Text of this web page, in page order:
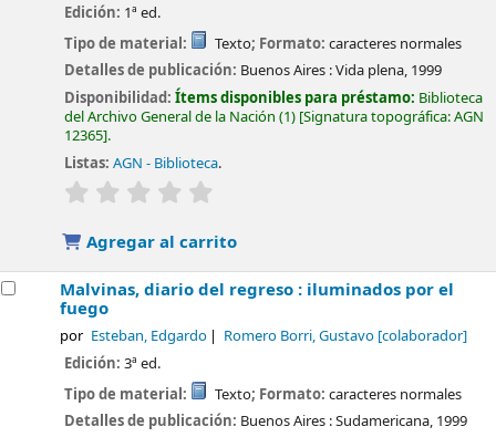
Edición: 1ª ed.
Tipo de material:
Texto; Formato: caracteres normales
Detalles de publicación: Buenos Aires :Vida plena, 1999
Disponibilidad:Ítems disponibles para préstamo: Biblioteca
del Archivo General de la Nación (1) Signatura topográfica:AGN
12365 .
Listas: AGN - Biblioteca.
valoración
Agregar al carrito
Malvinas, diario del regreso : iluminados por el
fuego
por Esteban, Edgardo Romero Borri, Gustavo[colaborador]
Edición:3ª ed.
Tipo de material:
Texto; Formato: caracteres normales
Detalles de publicación: Buenos Aires :Sudamericana, 1999